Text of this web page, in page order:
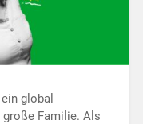
global
große Familie. Als